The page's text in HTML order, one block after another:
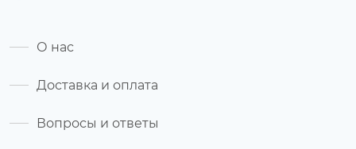
О нас
Доставка и оплата
Вопросы и ответы